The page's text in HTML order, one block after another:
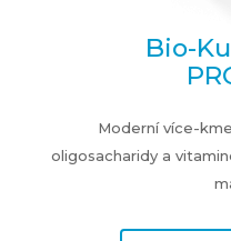
Bio-
Moderní více-
oligosacharidy a